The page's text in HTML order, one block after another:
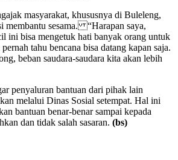
masyarakat, khususnya di Buleleng,
membantu sesama. “Harapan saya,
ini bisa mengetuk hati banyak orang untuk
tahu bencana bisa datang kapan saja.
beban saudara-saudara kita akan lebih
penyaluran bantuan dari pihak lain
melalui Dinas Sosial setempat. Hal ini
bantuan benar-benar sampai kepada
dan tidak salah sasaran. (bs)